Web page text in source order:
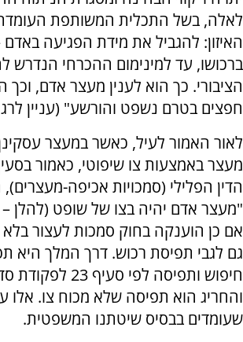
לאלה, בשל התכלית המשותפת
האיזון: להגביל את מידת הפגיעה באדם
ברכושו, עד למינימום ההכרחי הנדרש
הציבורי. כך הוא לענין מעצר אדם, וכך
חפצים בטרם נשפט והורשע" (עניין לרגו,
לאור האמור לעיל, כאשר במעצר
"מעצר אדם יהיה בצו של שופט (להלן
אם כן הוענקה בחוק סמכות לעצור
גם לגבי תפיסת רכוש. דרך המלך היא
חיפוש ותפיסה לפי
והחריג הוא תפיסה שלא מכוח צו. אלו
שעומדים בבסיס שיטתנו המשפטית.